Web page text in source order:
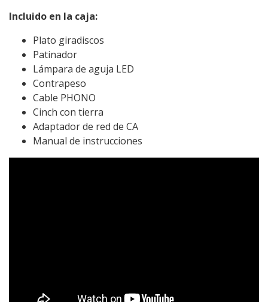
Incluido en la caja:
Plato giradiscos
Patinador
Lámpara de aguja LED
Contrapeso
Cable PHONO
Cinch con tierra
Adaptador de red de CA
Manual de instrucciones